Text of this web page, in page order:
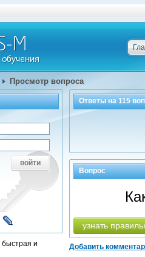
Просмотр вопроса
Ответы на115
Вопрос
узнать
Добавить
войти
быстрая и